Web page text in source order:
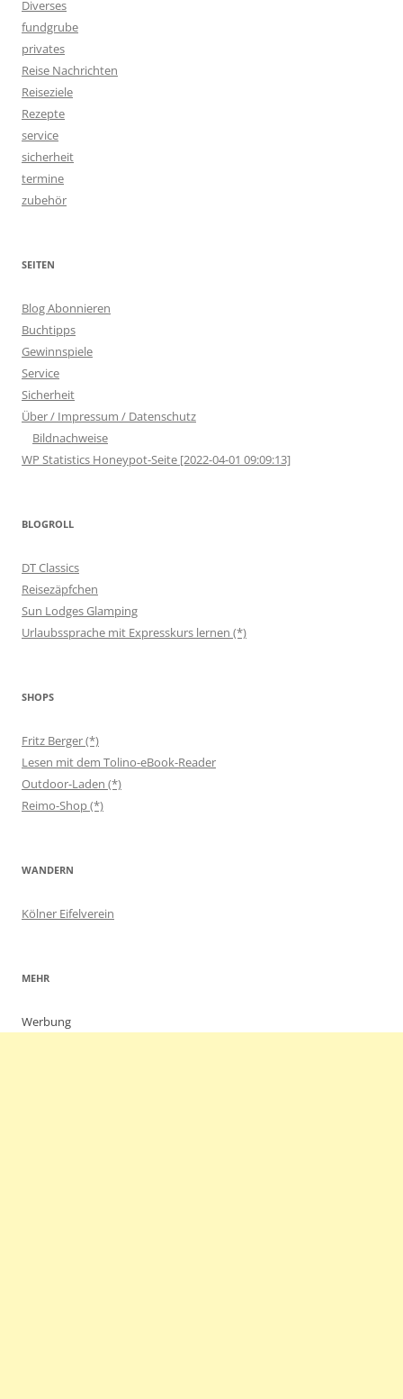
Diverses
fundgrube
privates
Reise Nachrichten
Reiseziele
Rezepte
service
sicherheit
termine
zubehör
SEITEN
Blog Abonnieren
Buchtipps
Gewinnspiele
Service
Sicherheit
Über / Impressum / Datenschutz
Bildnachweise
WP Statistics Honeypot-Seite [2022-04-01 09:09:13]
BLOGROLL
DT Classics
Reisezäpfchen
Sun Lodges Glamping
Urlaubssprache mit Expresskurs lernen (*)
SHOPS
Fritz Berger (*)
Lesen mit dem Tolino-eBook-Reader
Outdoor-Laden (*)
Reimo-Shop (*)
WANDERN
Kölner Eifelverein
MEHR
Werbung